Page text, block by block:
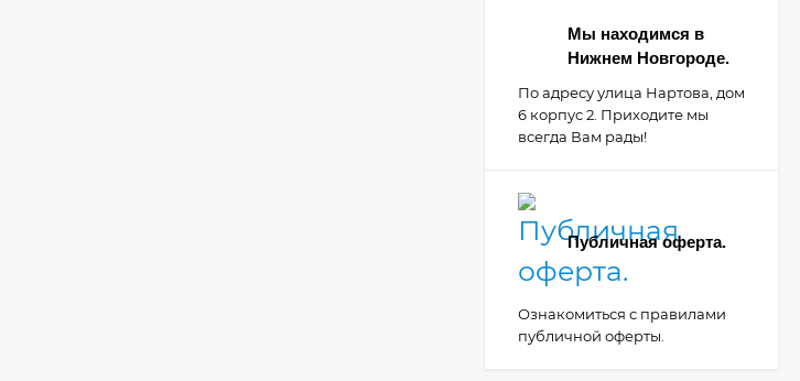
Мы находимся в
Нижнем Новгороде.
По адресу улица Нартова, дом
6 корпус 2. Приходите мы
всегда Вам рады!
Публичная оферта.
Ознакомиться с правилами
публичной оферты.